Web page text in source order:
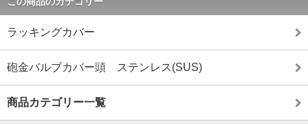
ラッキングカバー
砲金バルブカバー頭 ステンレス(SUS)
商品カテゴリー一覧